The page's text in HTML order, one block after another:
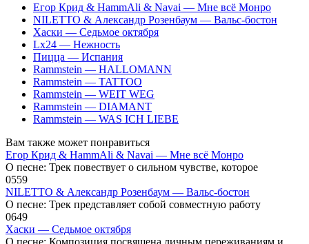
Егор Крид & HammAli & Navai — Мне всё Монро
NILETTO & Александр Розенбаум — Вальс-бостон
Хаски — Седьмое октября
Lx24 — Нежность
Пицца — Испания
Rammstein — HALLOMANN
Rammstein — TATTOO
Rammstein — WEIT WEG
Rammstein — DIAMANT
Rammstein — WAS ICH LIEBE
Вам также может понравиться
Егор Крид & HammAli & Navai — Мне всё Монро
О песне: Трек повествует о сильном чувстве, которое
0559
NILETTO & Александр Розенбаум — Вальс-бостон
О песне: Трек представляет собой совместную работу
0649
Хаски — Седьмое октября
О песне: Композиция посвящена личным переживаниям и